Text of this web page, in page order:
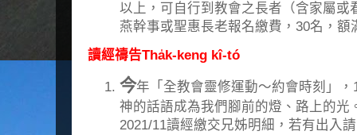
以上，可自行到教會之長者（含家屬
燕幹事或聖惠長老報名繳費，30名，額
讀經禱告Tha̍k-keng kî-tó
今年「全教會靈修運動～約會時刻」
神的話語成為我們腳前的燈、路上的光
2021/11讀經繳交兄姊明細，若有出入